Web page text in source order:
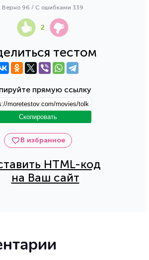
В избранное
HTML-код
на Ваш сайт
тестом
прямую ссылку
Скопировать
Верно 96 / С ошибками 339
2